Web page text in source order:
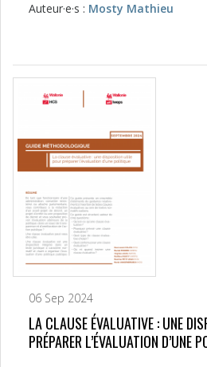
Auteur·e·s : Mosty Mathieu
06 Sep 2024
LA CLAUSE ÉVALUATIVE : UNE
PRÉPARER L’ÉVALUATION D’UNE